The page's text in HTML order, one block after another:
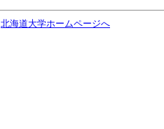
北海道大学ホームページへ